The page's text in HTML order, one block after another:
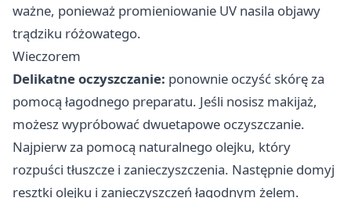
ważne, ponieważ promieniowanie UV nasila objawy
trądziku różowatego.
Wieczorem
Delikatne oczyszczanie: ponownie oczyść skórę za
pomocą łagodnego preparatu. Jeśli nosisz makijaż,
możesz wypróbować dwuetapowe oczyszczanie.
Najpierw za pomocą naturalnego olejku, który
rozpuści tłuszcze i zanieczyszczenia. Następnie domyj
resztki olejku i zanieczyszczeń łagodnym żelem.